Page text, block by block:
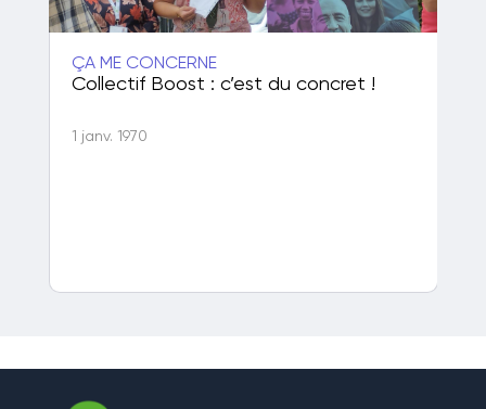
ÇA ME CONCERNE
Collectif Boost : c’est du concret !
1 janv. 1970